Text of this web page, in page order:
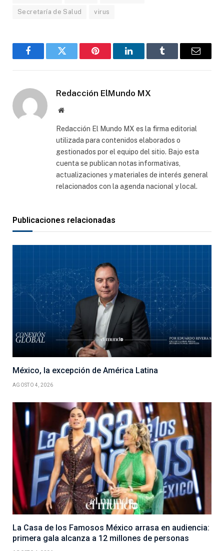
Secretaría de Salud virus
FacebookGorjeo Pinterest LinkedInTumblr
Correo
Redacción ElMundo MX
Sitio
Redacción El Mundo MX es la firma editorial
utilizada para contenidos elaborados o
gestionados por el equipo del sitio. Bajo esta
cuenta se publican notas informativas,
actualizaciones y materiales de interés general
relacionados con la agenda nacional y local.
Publicaciones relacionadas
México, la excepción de América Latina
AGOSTO 4, 2026
La Casa de los Famosos México arrasa en audiencia:
primera gala alcanza a 12 millones de personas